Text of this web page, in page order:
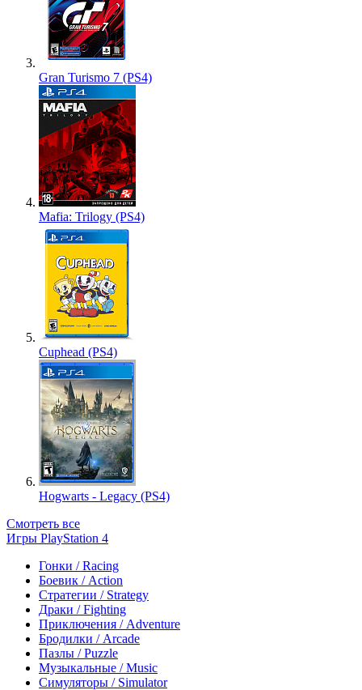
Gran Turismo 7 (PS4)
Mafia: Trilogy (PS4)
Cuphead (PS4)
Hogwarts - Legacy (PS4)
Смотреть все
Игры PlayStation 4
Гонки / Racing
Боевик / Action
Стратегии / Strategy
Драки / Fighting
Приключения / Adventure
Бродилки / Arcade
Пазлы / Puzzle
Музыкальные / Music
Симуляторы / Simulator